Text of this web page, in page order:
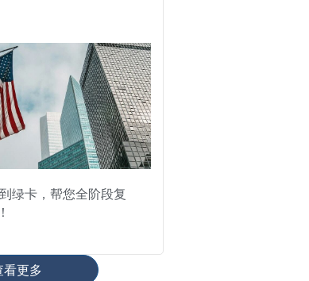
绿卡，帮您全阶段复
看更多